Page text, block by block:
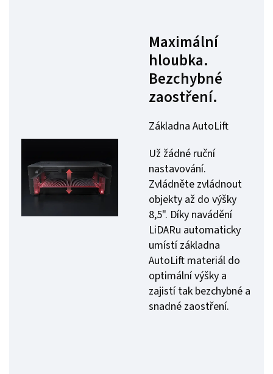
Maximální
hloubka.
Bezchybné
zaostření.
Základna AutoLift
Už žádné ruční
nastavování.
Zvládněte zvládnout
objekty až do výšky
8,5". Díky navádění
LiDARu automaticky
umístí základna
AutoLift materiál do
optimální výšky a
zajistí tak bezchybné a
snadné zaostření.